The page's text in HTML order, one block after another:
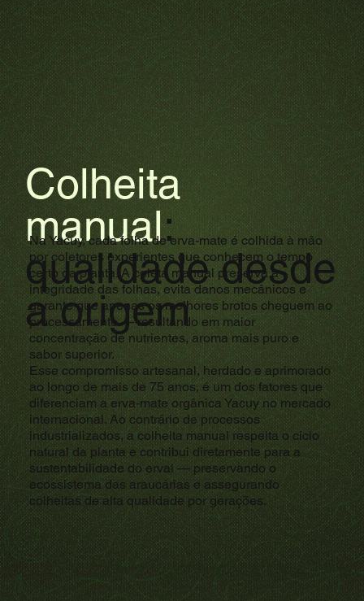
Colheita
manual:
qualidade desde
a origem
Na Yacuy, cada folha de erva-mate é colhida à mão
por coletores experientes que conhecem o tempo
certo da planta. A coleta manual preserva a
integridade das folhas, evita danos mecânicos e
garante que apenas os melhores brotos cheguem ao
processamento — resultando em maior
concentração de nutrientes, aroma mais puro e
sabor superior.
Esse compromisso artesanal, herdado e aprimorado
ao longo de mais de 75 anos, é um dos fatores que
diferenciam a erva-mate orgânica Yacuy no mercado
internacional. Ao contrário de processos
industrializados, a colheita manual respeita o ciclo
natural da planta e contribui diretamente para a
sustentabilidade do erval — preservando o
ecossistema das araucárias e assegurando
colheitas de alta qualidade por gerações.